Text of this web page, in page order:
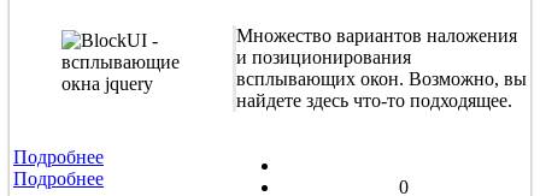
Множество вариантов наложения
и позиционирования
всплывающих окон. Возможно, вы
найдете здесь что-то подходящее.
Подробнее
Подробнее
0